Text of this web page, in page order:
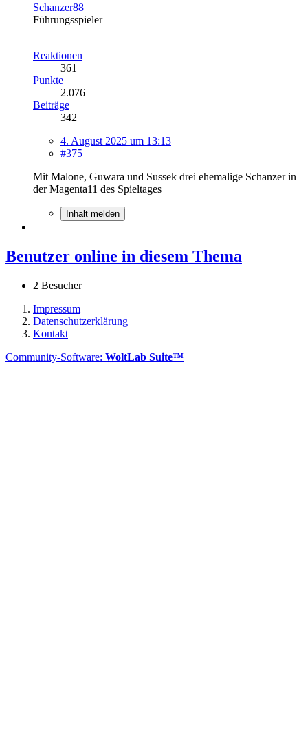
Schanzer88
Führungsspieler
Reaktionen
361
Punkte
2.076
Beiträge
342
4. August 2025 um 13:13
#375
Mit Malone, Guwara und Sussek drei ehemalige Schanzer in
der Magenta11 des Spieltages
Inhalt melden
Benutzer online in diesem Thema
2 Besucher
Impressum
Datenschutzerklärung
Kontakt
Community-Software: WoltLab Suite™